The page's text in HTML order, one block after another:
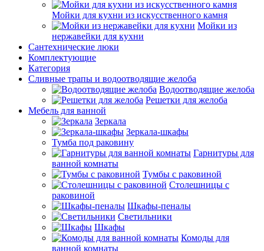
Мойки для кухни из искусственного камня
Мойки из
нержавейки для кухни
Сантехнические люки
Комплектующие
Категория
Cливные трапы и водоотводящие желоба
Водоотводящие желоба
Решетки для желоба
Мебель для ванной
Зеркала
Зеркала-шкафы
Тумба под раковину
Гарнитуры для
ванной комнаты
Тумбы с раковиной
Столешницы с
раковиной
Шкафы-пеналы
Светильники
Шкафы
Комоды для
ванной комнаты